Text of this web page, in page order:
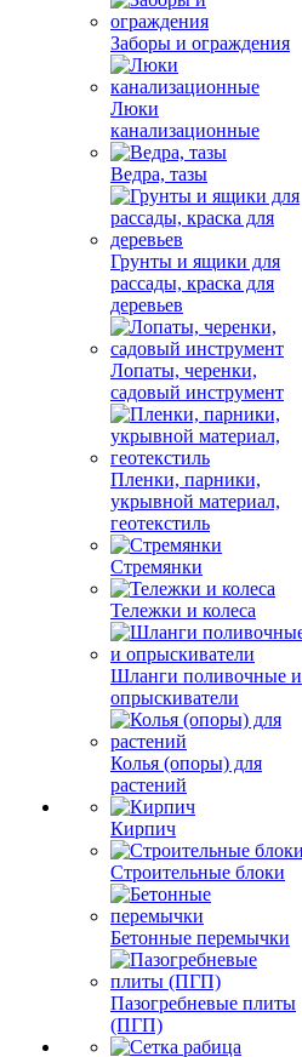
Заборы и ограждения
Люки
канализационные
Ведра, тазы
Грунты и ящики для
рассады, краска для
деревьев
Лопаты, черенки,
садовый инструмент
Пленки, парники,
укрывной материал,
геотекстиль
Стремянки
Тележки и колеса
Шланги поливочные и
опрыскиватели
Колья (опоры) для
растений
Кирпич
Строительные блоки
Бетонные перемычки
Пазогребневые плиты
(ПГП)